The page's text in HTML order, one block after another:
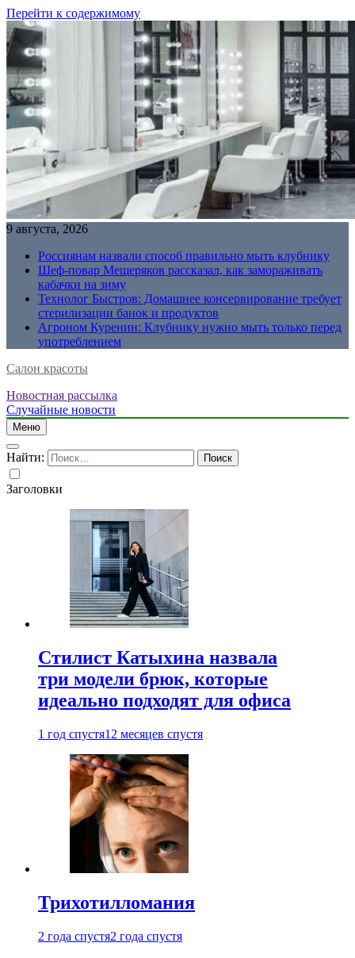
Перейти к содержимому
9 августа, 2026
Россиянам назвали способ правильно мыть клубнику
Шеф-повар Мещеряков рассказал, как замораживать
кабачки на зиму
Технолог Быстров: Домашнее консервирование требует
стерилизации банок и продуктов
Агроном Куренин: Клубнику нужно мыть только перед
употреблением
Салон красоты
Новостная рассылка
Случайные новости
Меню
Найти:
Заголовки
Стилист Катыхина назвала
три модели брюк, которые
идеально подходят для офиса
1 год спустя12 месяцев спустя
Трихотилломания
2 года спустя2 года спустя